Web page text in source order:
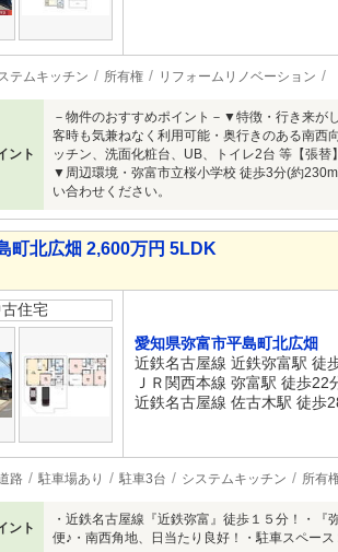
テムキッチン 所有権 リフォームリノベーション
ント
－物件のおすすめポイント－▼特徴・行き来が
客時も気兼ねなく利用可能・奥行きのある南
ッチン、洗面化粧台、UB、トイレ2台 等【張
▼周辺環境・弥富市立桜小学校 徒歩3分(約
い合わせください。
町北広畑 2,600万円 5LDK
住宅
愛知県弥富市平島町北広畑
近鉄名古屋線 近鉄弥富駅 徒
ＪＲ関西本線 弥富駅 徒歩22
近鉄名古屋線 佐古木駅 徒歩
路 駐車場あり 駐車3台 システムキッチン 所有
ント
・近鉄名古屋線『近鉄弥富』徒歩１５分！・
便♪・南西角地、日当たり良好！・駐車スペー